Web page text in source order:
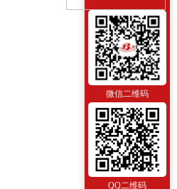
Y-60B-
微信二维码
QQ二维码